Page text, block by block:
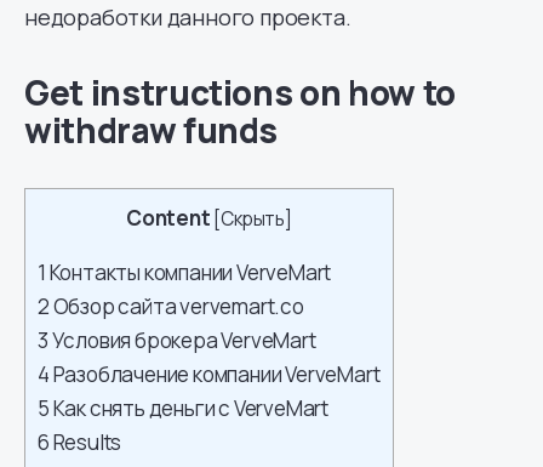
недоработки данного проекта.
Get instructions on how to
withdraw funds
Content [Скрыть]
1 Контакты компании VerveMart
2Обзор сайта vervemart.co
3Условия брокера VerveMart
4Разоблачение компании VerveMart
5Как снять деньги с VerveMart
6Results